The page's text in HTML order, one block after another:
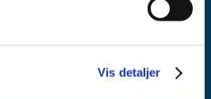
Vis detaljer